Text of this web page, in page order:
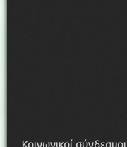
Κοινωνικοί σύνδεσμοι